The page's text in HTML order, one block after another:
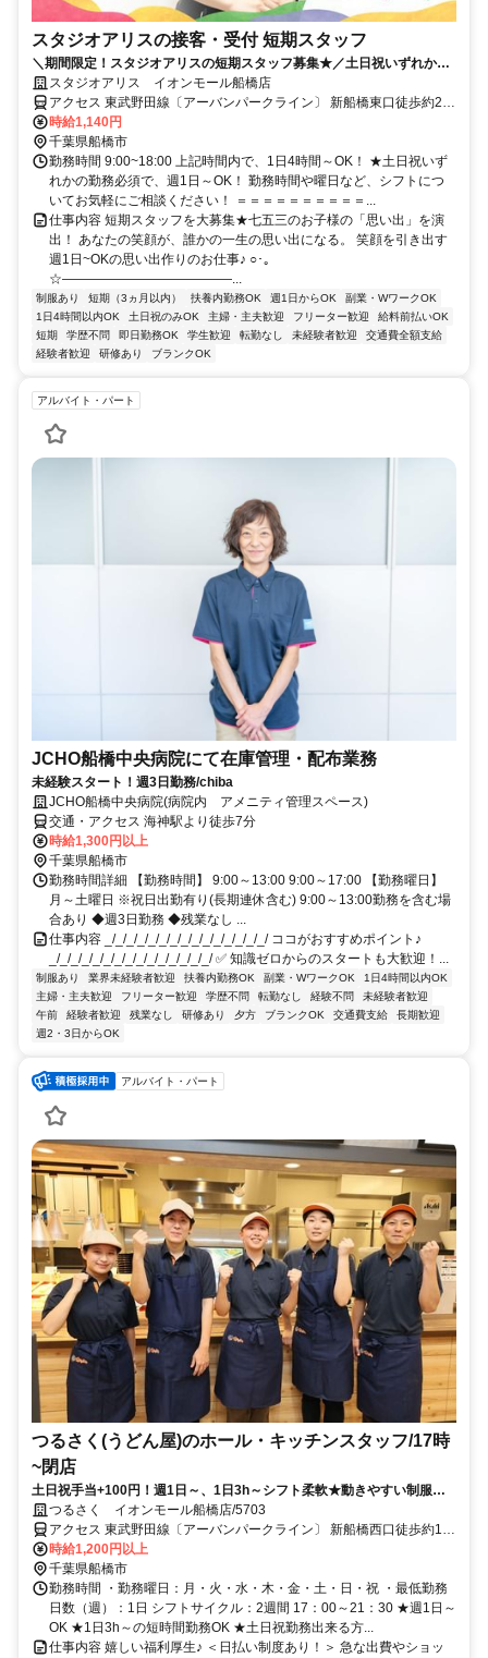
スタジオアリスの接客・受付 短期スタッフ
＼期間限定！スタジオアリスの短期スタッフ募集★／土日祝いずれかの
勤務必須で週1日、1日4h～OK！
スタジオアリス イオンモール船橋店
アクセス 東武野田線〔アーバンパークライン〕 新船橋東口徒歩約2
分、東葉高速線 東海神T4口徒歩約8分、京成本線 海神徒歩約12分 東
武野田線 新船橋駅より徒歩5分
時給1,140円
千葉県船橋市
勤務時間 9:00~18:00 上記時間内で、1日4時間～OK！ ★土日祝いず
れかの勤務必須で、週1日～OK！ 勤務時間や曜日など、シフトにつ
いてお気軽にご相談ください！ ＝＝＝＝＝＝＝＝＝＝...
仕事内容 短期スタッフを大募集★七五三のお子様の「思い出」を演
出！ あなたの笑顔が、誰かの一生の思い出になる。 笑顔を引き出す
週1日~OKの思い出作りのお仕事♪ ○･｡
☆―――――――――――――...
制服あり 短期（3ヵ月以内） 扶養内勤務OK 週1日からOK
副業・WワークOK
1日4時間以内OK
土日祝のみOK 主婦・主夫歓迎 フリーター歓迎
給料前払いOK
短期
学歴不問 即日勤務OK 学生歓迎 転勤なし 未経験者歓迎
交通費全額支給
経験者歓迎
研修あり ブランクOK
アルバイト・パート
JCHO船橋中央病院にて在庫管理・配布業務
未経験スタート！週3日勤務/chiba
JCHO船橋中央病院(病院内 アメニティ管理スペース)
交通・アクセス 海神駅より徒歩7分
時給1,300円以上
千葉県船橋市
勤務時間詳細 【勤務時間】 9:00～13:00 9:00～17:00 【勤務曜日】
月～土曜日 ※祝日出勤有り(長期連休含む) 9:00～13:00勤務を含む場
合あり ◆週3日勤務 ◆残業なし ...
仕事内容 _/_/_/_/_/_/_/_/_/_/_/_/_/_/_/ ココがおすすめポイント♪
_/_/_/_/_/_/_/_/_/_/_/_/_/_/_/ ✅ 知識ゼロからのスタートも大歓迎！...
制服あり 業界未経験者歓迎 扶養内勤務OK 副業・WワークOK
1日4時間以内OK
主婦・主夫歓迎
フリーター歓迎 学歴不問 転勤なし 経験不問
未経験者歓迎
午前
経験者歓迎 残業なし 研修あり 夕方 ブランクOK 交通費支給
長期歓迎
週2・3日からOK
アルバイト・パート
つるさく(うどん屋)のホール・キッチンスタッフ/17時
~閉店
土日祝手当+100円！週1日～、1日3h～シフト柔軟★動きやすい制服＆
髪色自由でオシャレも楽しめます★
つるさく イオンモール船橋店/5703
アクセス 東武野田線〔アーバンパークライン〕 新船橋西口徒歩約1
分、東葉高速線 東海神T4口徒歩約9分、京成本線 海神徒歩約16分
時給1,200円以上
千葉県船橋市
勤務時間 ・勤務曜日：月・火・水・木・金・土・日・祝 ・最低勤務
日数（週）：1日 シフトサイクル：2週間 17：00～21：30 ★週1日～
OK ★1日3h～の短時間勤務OK ★土日祝勤務出来る方...
仕事内容 嬉しい福利厚生♪ ＜日払い制度あり！＞ 急な出費やショッ